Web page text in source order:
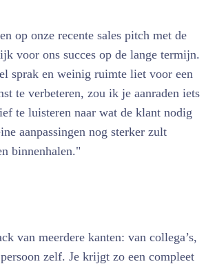
op onze recente sales pitch met de
voor ons succes op de lange termijn.
sprak en weinig ruimte liet voor een
te verbeteren, zou ik je aanraden iets
te luisteren naar wat de klant nodig
aanpassingen nog sterker zult
binnenhalen."
van meerdere kanten: van collega’s,
zelf. Je krijgt zo een compleet